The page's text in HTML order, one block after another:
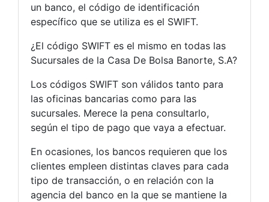
un banco, el código de identificación
específico que se utiliza es el SWIFT.
¿El código SWIFT es el mismo en todas las
Sucursales de la Casa De Bolsa Banorte, S.A?
Los códigos SWIFT son válidos tanto para
las oficinas bancarias como para las
sucursales. Merece la pena consultarlo,
según el tipo de pago que vaya a efectuar.
En ocasiones, los bancos requieren que los
clientes empleen distintas claves para cada
tipo de transacción, o en relación con la
agencia del banco en la que se mantiene la